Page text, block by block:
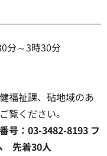
分～3時30分
福祉課、砧地域のあ
覧ください。
号：03-3482-8193 フ
先着30人